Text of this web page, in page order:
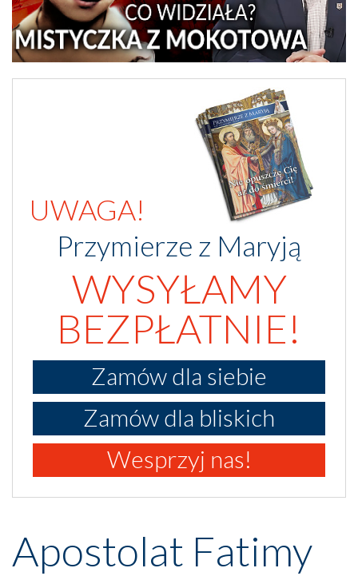
UWAGA!
Przymierze z Maryją
WYSYŁAMY
BEZPŁATNIE!
Zamów dla siebie
Zamów dla bliskich
Wesprzyj nas!
Apostolat Fatimy